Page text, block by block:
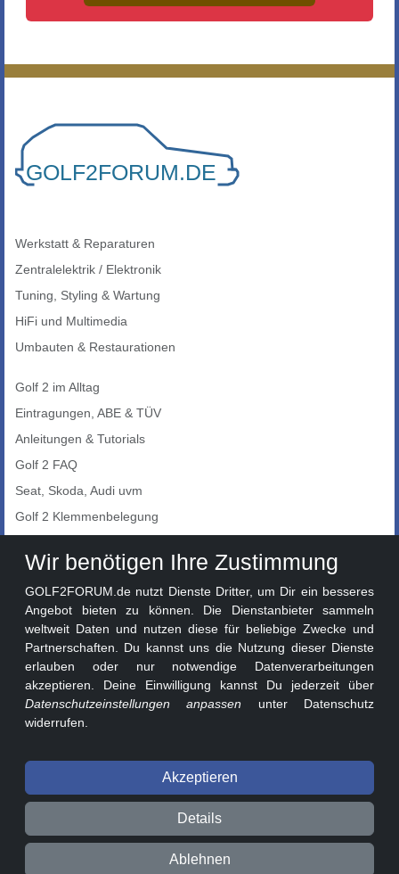
Werkstatt & Reparaturen
Zentralelektrik / Elektronik
Tuning, Styling & Wartung
HiFi und Multimedia
Umbauten & Restaurationen
Golf 2 im Alltag
Eintragungen, ABE & TÜV
Anleitungen & Tutorials
Golf 2 FAQ
Seat, Skoda, Audi uvm
Golf 2 Klemmenbelegung
Auto-Showroom
Golf 2 Lackcodes
Sonderversionen
Sonstige Marken
© 2026 GOLF2FORUM - Volkswagen Golf II Forum seit 2010 ❤️
Beitragsregeln Datenschutz Impressum
Wir benötigen Ihre Zustimmung
GOLF2FORUM.de nutzt Dienste Dritter, um Dir ein besseres
Angebot bieten zu können. Die Dienstanbieter sammeln
weltweit Daten und nutzen diese für beliebige Zwecke und
Partnerschaften. Du kannst uns die Nutzung dieser Dienste
erlauben oder nur notwendige Datenverarbeitungen
akzeptieren. Deine Einwilligung kannst Du jederzeit über
Datenschutzeinstellungen anpassen unter Datenschutz
widerrufen.
Akzeptieren
Details
Ablehnen